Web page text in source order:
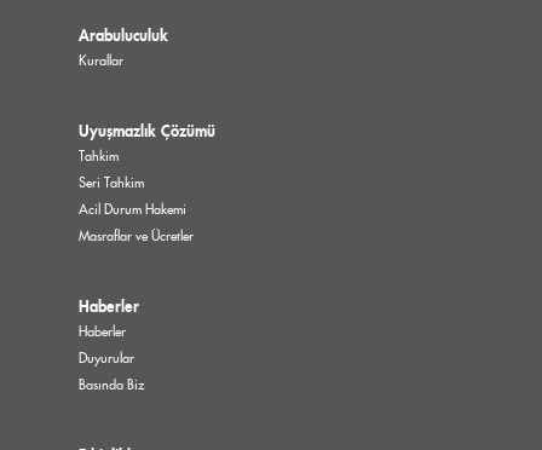
Arabuluculuk
Kurallar
Uyuşmazlık Çözümü
Tahkim
Seri Tahkim
Acil Durum Hakemi
Masraflar ve Ücretler
Haberler
Haberler
Duyurular
Basında Biz